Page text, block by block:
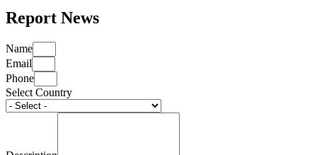
Report News
Name
Email
Phone
Select Country